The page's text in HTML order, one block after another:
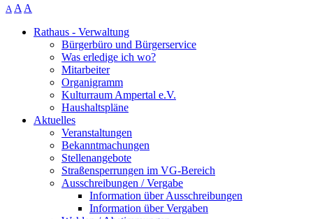
A A A
Rathaus - Verwaltung
Bürgerbüro und Bürgerservice
Was erledige ich wo?
Mitarbeiter
Organigramm
Kulturraum Ampertal e.V.
Haushaltspläne
Aktuelles
Veranstaltungen
Bekanntmachungen
Stellenangebote
Straßensperrungen im VG-Bereich
Ausschreibungen / Vergabe
Information über Ausschreibungen
Information über Vergaben